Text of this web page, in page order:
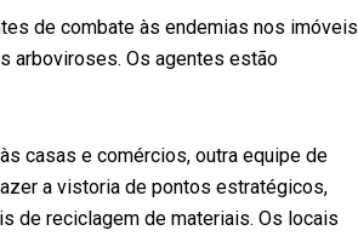
de combate às endemias nos imóveis
arboviroses. Os agentes estão
casas e comércios, outra equipe de
a vistoria de pontos estratégicos,
de reciclagem de materiais. Os locais